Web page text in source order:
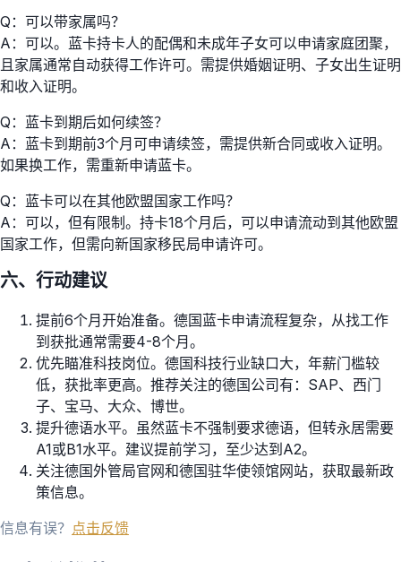
Q：可以带家属吗？
A：可以。蓝卡持卡人的配偶和未成年子女可以申请家庭团聚，
且家属通常自动获得工作许可。需提供婚姻证明、子女出生证明
和收入证明。
Q：蓝卡到期后如何续签？
A：蓝卡到期前3个月可申请续签，需提供新合同或收入证明。
如果换工作，需重新申请蓝卡。
Q：蓝卡可以在其他欧盟国家工作吗？
A：可以，但有限制。持卡18个月后，可以申请流动到其他欧盟
国家工作，但需向新国家移民局申请许可。
六、行动建议
提前6个月开始准备。德国蓝卡申请流程复杂，从找工作
到获批通常需要4-8个月。
优先瞄准科技岗位。德国科技行业缺口大，年薪门槛较
低，获批率更高。推荐关注的德国公司有：SAP、西门
子、宝马、大众、博世。
提升德语水平。虽然蓝卡不强制要求德语，但转永居需要
A1或B1水平。建议提前学习，至少达到A2。
关注德国外管局官网和德国驻华使领馆网站，获取最新政
策信息。
信息有误？ 点击反馈